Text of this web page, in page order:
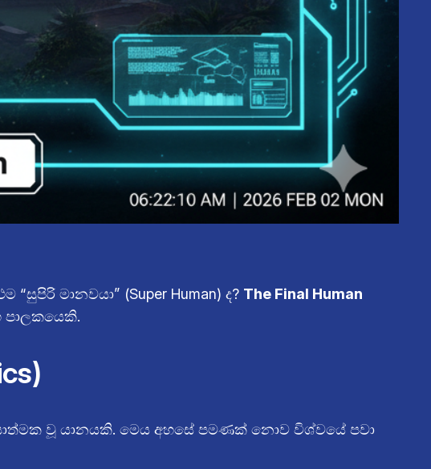
මානවයා” (Super Human) ද? The Final Human
වූ යානයකි. මෙය අහසේ පමණක් නොව විශ්වයේ පවා